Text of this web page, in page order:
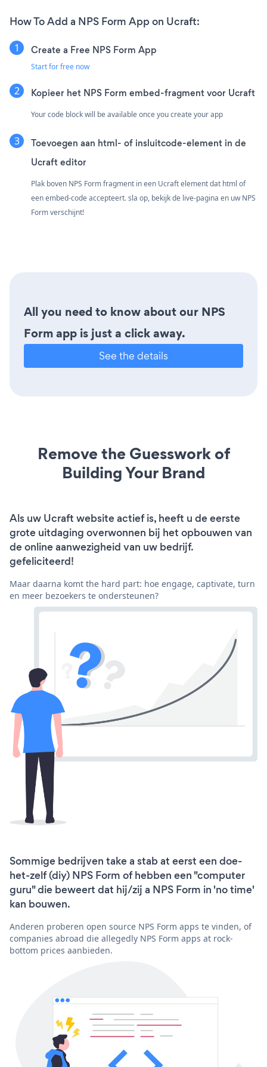
How To Add a NPS Form App on Ucraft:
Create a Free NPS Form App
Start for free now
Kopieer het NPS Form embed-fragment voor Ucraft
Your code block will be available once you create your app
Toevoegen aan html- of insluitcode-element in de
Ucraft editor
Plak boven NPS Form fragment in een Ucraft element dat html of
een embed-code accepteert. sla op, bekijk de live-pagina en uw NPS
Form verschijnt!
All you need to know about our NPS
Form app is just a click away.
See the details
Remove the Guesswork of
Building Your Brand
Als uw Ucraft website actief is, heeft u de eerste
grote uitdaging overwonnen bij het opbouwen van
de online aanwezigheid van uw bedrijf.
gefeliciteerd!
Maar daarna komt the hard part: hoe engage, captivate, turn
en meer bezoekers te ondersteunen?
Sommige bedrijven take a stab at eerst een doe-
het-zelf (diy) NPS Form of hebben een "computer
guru" die beweert dat hij/zij a NPS Form in 'no time'
kan bouwen.
Anderen proberen open source NPS Form apps te vinden, of
companies abroad die allegedly NPS Form apps at rock-
bottom prices aanbieden.